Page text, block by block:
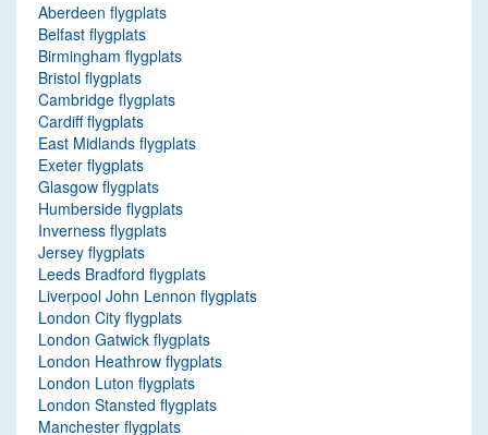
Aberdeen flygplats
Belfast flygplats
Birmingham flygplats
Bristol flygplats
Cambridge flygplats
Cardiff flygplats
East Midlands flygplats
Exeter flygplats
Glasgow flygplats
Humberside flygplats
Inverness flygplats
Jersey flygplats
Leeds Bradford flygplats
Liverpool John Lennon flygplats
London City flygplats
London Gatwick flygplats
London Heathrow flygplats
London Luton flygplats
London Stansted flygplats
Manchester flygplats